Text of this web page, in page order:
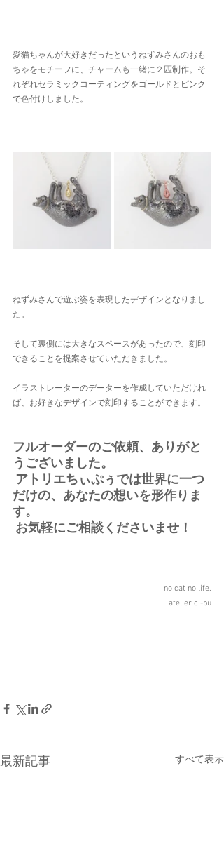
愛猫ちゃんが大好きだったというねずみさんのおも
ちゃをモチーフに、チャームも一緒に２匹制作。そ
れぞれセラミックコーティングをゴールドとピンク
で色付けしました。
ねずみさんで遊ぶ姿を表現したデザインとなりまし
た。
そして裏側には大きなスペースがあったので、刻印
できることを提案させていただきました。
イラストレーターのデーターを作成していただけれ
ば、お好きなデザインで刻印することができます。
フルオーダーのご依頼、ありがと
うございました。
だけの、あなたの想いを形作りま
す。
お気軽にご相談くださいませ！
no cat no life.
atelier ci-pu
最新記事 すべて表示